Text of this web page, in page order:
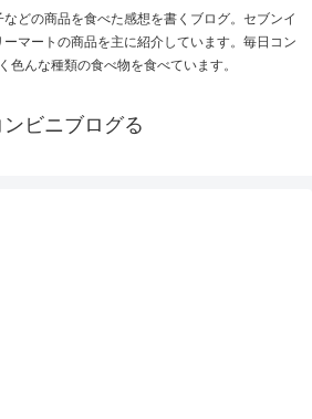
どの商品を食べた感想を書くブログ。セブンイ
マートの商品を主に紹介しています。毎日コン
色んな種類の食べ物を食べています。
ンビニブログる